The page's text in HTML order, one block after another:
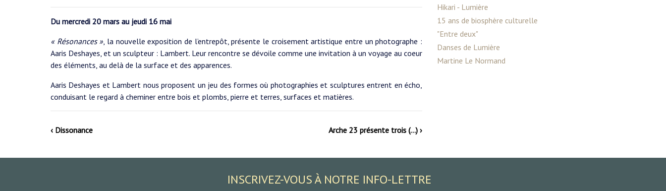
Du mercredi 20 mars au jeudi 16 mai
« Résonances », la nouvelle exposition de l’entrepôt, présente le croisement artistique entre un photographe :
Aaris Deshayes, et un sculpteur : Lambert. Leur rencontre se dévoile comme une invitation à un voyage au coeur
des éléments, au delà de la surface et des apparences.
Aaris Deshayes et Lambert nous proposent un jeu des formes où photographies et sculptures entrent en écho,
conduisant le regard à cheminer entre bois et plombs, pierre et terres, surfaces et matières.
‹ Dissonance Arche 23 présente trois (…) ›
Hikari - Lumière
15 ans de biosphère culturelle
"Entre deux"
Danses de Lumière
Martine Le Normand
INSCRIVEZ-VOUS À NOTRE INFO-LETTRE